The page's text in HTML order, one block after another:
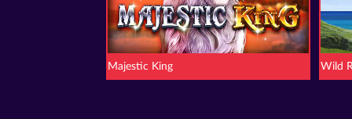
Majestic King Wild